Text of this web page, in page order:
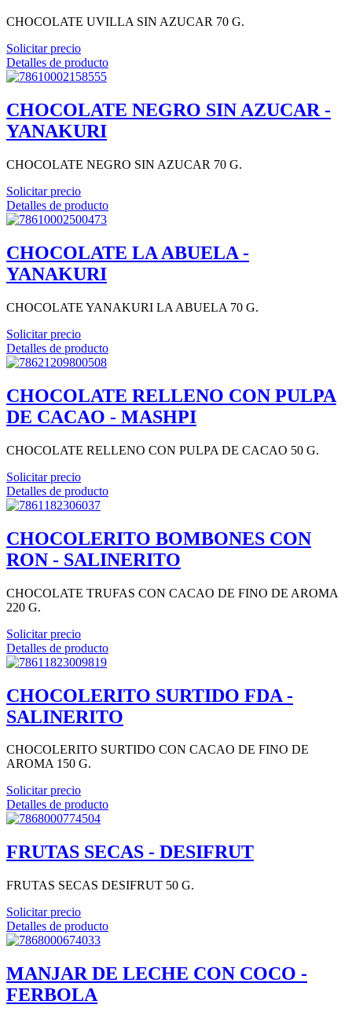
CHOCOLATE UVILLA SIN AZUCAR 70 G.
Solicitar precio
Detalles de producto
CHOCOLATE NEGRO SIN AZUCAR -
YANAKURI
CHOCOLATE NEGRO SIN AZUCAR 70 G.
Solicitar precio
Detalles de producto
CHOCOLATE LA ABUELA -
YANAKURI
CHOCOLATE YANAKURI LA ABUELA 70 G.
Solicitar precio
Detalles de producto
CHOCOLATE RELLENO CON PULPA
DE CACAO - MASHPI
CHOCOLATE RELLENO CON PULPA DE CACAO 50 G.
Solicitar precio
Detalles de producto
CHOCOLERITO BOMBONES CON
RON - SALINERITO
CHOCOLATE TRUFAS CON CACAO DE FINO DE AROMA
220 G.
Solicitar precio
Detalles de producto
CHOCOLERITO SURTIDO FDA -
SALINERITO
CHOCOLERITO SURTIDO CON CACAO DE FINO DE
AROMA 150 G.
Solicitar precio
Detalles de producto
FRUTAS SECAS - DESIFRUT
FRUTAS SECAS DESIFRUT 50 G.
Solicitar precio
Detalles de producto
MANJAR DE LECHE CON COCO -
FERBOLA